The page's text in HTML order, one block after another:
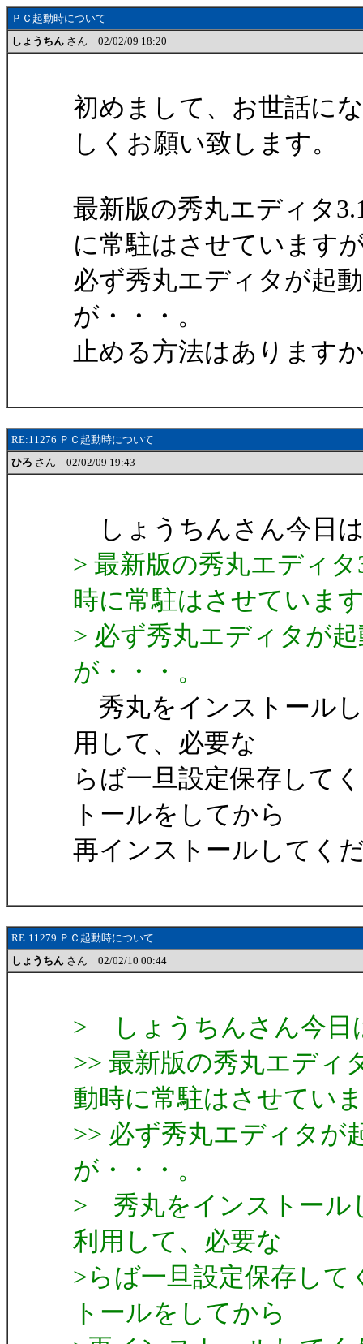
ＰＣ起動時について
しょうちん さん 02/02/09 18:20
初めまして、お世話に
しくお願い致します。
最新版の秀丸エディタ
に常駐はさせています
必ず秀丸エディタが起
が・・・。
止める方法はあります
RE:11276 ＰＣ起動時について
ひろ さん 02/02/09 19:43
しょうちんさん今日
> 最新版の秀丸エディ
時に常駐はさせていま
> 必ず秀丸エディタが
が・・・。
秀丸をインストールし
用して、必要な
らば一旦設定保存して
トールをしてから
再インストールしてく
RE:11279 ＰＣ起動時について
しょうちん さん 02/02/10 00:44
> しょうちんさん今日
>> 最新版の秀丸エディ
動時に常駐はさせてい
>> 必ず秀丸エディタが
が・・・。
> 秀丸をインストール
利用して、必要な
>らば一旦設定保存し
トールをしてから